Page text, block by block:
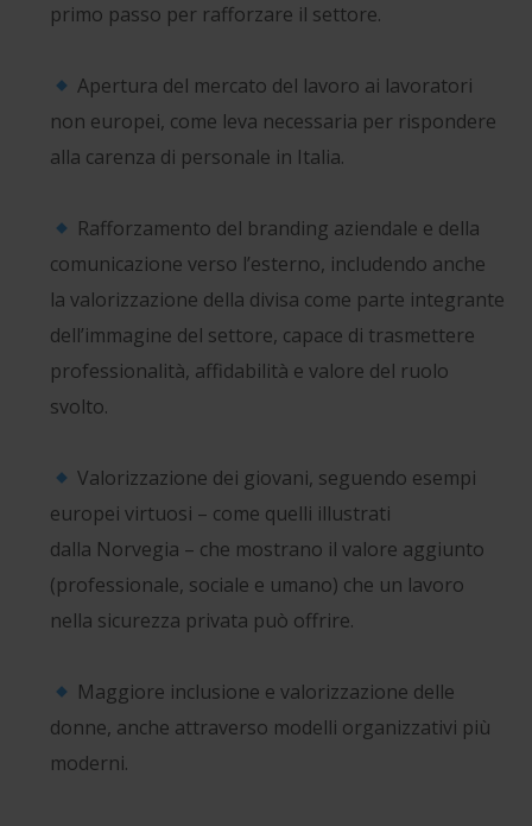
primo passo per rafforzare il settore.
Apertura del mercato del lavoro ai lavoratori
non europei, come leva necessaria per rispondere
alla carenza di personale in Italia.
Rafforzamento del branding aziendale e della
comunicazione verso l’esterno, includendo anche
la valorizzazione della divisa come parte integrante
dell’immagine del settore, capace di trasmettere
professionalità, affidabilità e valore del ruolo
svolto.
Valorizzazione dei giovani, seguendo esempi
europei virtuosi – come quelli illustrati
dalla Norvegia – che mostrano il valore aggiunto
(professionale, sociale e umano) che un lavoro
nella sicurezza privata può offrire.
Maggiore inclusione e valorizzazione delle
donne, anche attraverso modelli organizzativi più
moderni.